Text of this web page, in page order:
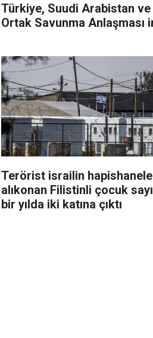
Türkiye, Suudi Arabistan
Ortak Savunma Anlaşması
Terörist israilin
alıkonan Filistinli çocuk
bir yılda iki katına çıktı